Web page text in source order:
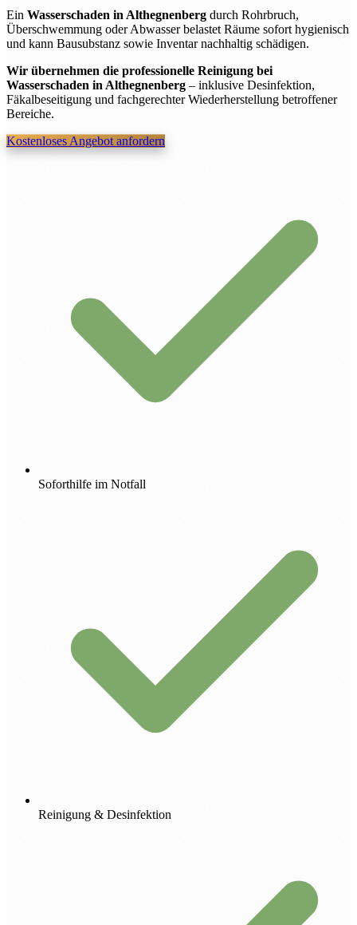
Ein Wasserschaden in Althegnenberg durch Rohrbruch,
Überschwemmung oder Abwasser belastet Räume sofort hygienisch
und kann Bausubstanz sowie Inventar nachhaltig schädigen.
Wir übernehmen die professionelle Reinigung bei
Wasserschaden in Althegnenberg– inklusive Desinfektion,
Fäkalbeseitigung und fachgerechter Wiederherstellung betroffener
Bereiche.
Kostenloses Angebot anfordern
Soforthilfe im Notfall
Reinigung & Desinfektion